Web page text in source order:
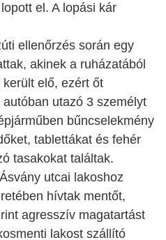
el. A lopási kár
ellenőrzés során egy
akinek a ruházatából
elő, ezért őt
autóban utazó 3 személyt
bűncselekmény
tablettákat és fehér
tasakokat találtak.
utcai lakoshoz
hívtak mentőt,
agresszív magatartást
lakost szállító